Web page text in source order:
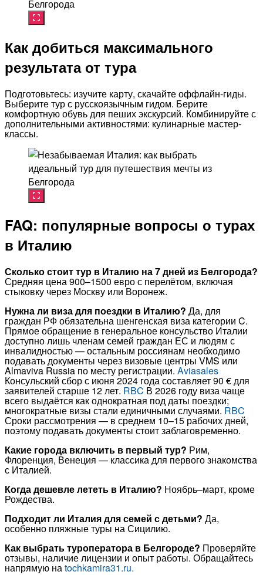
Как добиться максимального
результата от тура
Подготовьтесь: изучите карту, скачайте оффлайн-гиды.
Выберите тур с русскоязычным гидом. Берите
комфортную обувь для пеших экскурсий. Комбинируйте с
дополнительными активностями: кулинарные мастер-
классы.​
FAQ: популярные вопросы о турах
в Италию
Сколько стоит тур в Италию на 7 дней из Белгорода?
Средняя цена 900–1500 евро с перелётом, включая
стыковку через Москву или Воронеж.
Нужна ли виза для поездки в Италию? Да, для
граждан РФ обязательна шенгенская виза категории C.
Прямое обращение в генеральное консульство Италии
доступно лишь членам семей граждан ЕС и людям с
инвалидностью — остальным россиянам необходимо
подавать документы через визовые центры VMS или
Almaviva Russia по месту регистрации. Aviasales
Консульский сбор с июня 2024 года составляет 90 € для
заявителей старше 12 лет. RBC В 2026 году виза чаще
всего выдаётся как однократная под даты поездки;
многократные визы стали единичными случаями. RBC
Сроки рассмотрения — в среднем 10–15 рабочих дней,
поэтому подавать документы стоит заблаговременно.
Какие города включить в первый тур? Рим,
Флоренция, Венеция — классика для первого знакомства
с Италией.
Когда дешевле лететь в Италию? Ноябрь–март, кроме
Рождества.
Подходит ли Италия для семей с детьми? Да,
особенно пляжные туры на Сицилию.
Как выбрать туроператора в Белгороде? Проверяйте
отзывы, наличие лицензии и опыт работы. Обращайтесь
напрямую наtochkamira31.ru.